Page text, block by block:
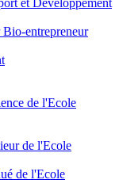
et Développement
entrepreneur
de l'Ecole
de l'Ecole
de l'Ecole